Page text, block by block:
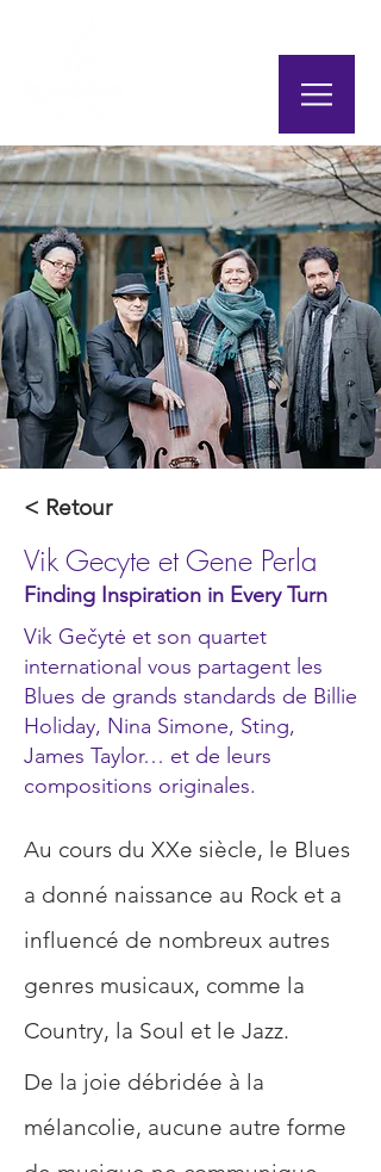
< Retour
Vik Gecyte et Gene Perla
Finding Inspiration in Every Turn
Vik Gečytė et son quartet
international vous partagent les
Blues de grands standards de Billie
Holiday, Nina Simone, Sting,
James Taylor… et de leurs
compositions originales.
Au cours du XXe siècle, le Blues
a donné naissance au Rock et a
influencé de nombreux autres
genres musicaux, comme la
Country, la Soul et le Jazz.
De la joie débridée à la
mélancolie, aucune autre forme